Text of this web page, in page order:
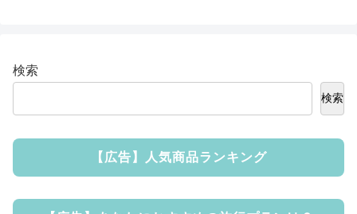
検索
検索
【広告】人気商品ランキング